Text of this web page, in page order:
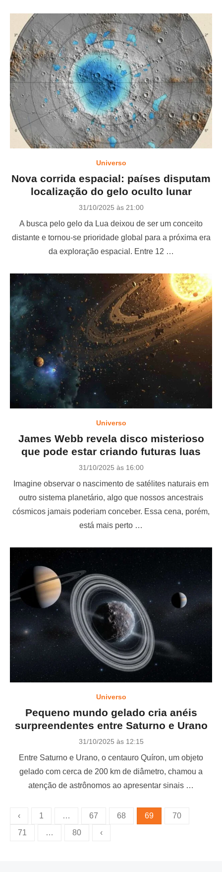
Universo
Nova corrida espacial: países disputam
localização do gelo oculto lunar
P
s
e
d
31/10/2025 às 21:00
A busca pelo gelo da Lua deixou de ser um conceito
distante e tornou-se prioridade global para a próxima era
da exploração espacial. Entre 12 …
Universo
James Webb revela disco misterioso
que pode estar criando futuras luas
P
s
e
d
n
31/10/2025 às 16:00
Imagine observar o nascimento de satélites naturais em
outro sistema planetário, algo que nossos ancestrais
cósmicos jamais poderiam conceber. Essa cena, porém,
está mais perto …
Universo
Pequeno mundo gelado cria anéis
surpreendentes entre Saturno e Urano
P
s
e
d
31/10/2025 às 12:15
Entre Saturno e Urano, o centauro Quíron, um objeto
gelado com cerca de 200 km de diâmetro, chamou a
atenção de astrônomos ao apresentar sinais …
‹ 1 … 67 68 69
70
71
… 80 ‹